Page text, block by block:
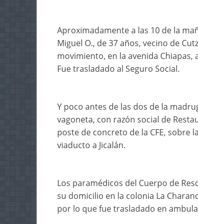
Aproximadamente a las 10 de la
Miguel O., de 37 años, vecino de
movimiento, en la avenida Chiapas,
Fue trasladado al Seguro Social.
Y poco antes de las dos de la
vagoneta, con razón social de
poste de concreto de la CFE, sobre
viaducto a Jicalán.
Los paramédicos del Cuerpo de
su domicilio en la colonia La
por lo que fue trasladado en